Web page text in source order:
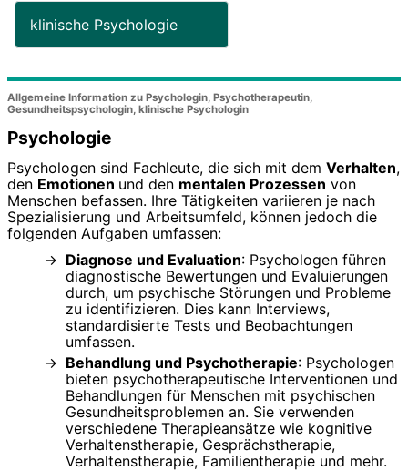
klinische Psychologie
Allgemeine Information zu Psychologin, Psychotherapeutin,
Gesundheitspsychologin, klinische Psychologin
Psychologie
Psychologen sind Fachleute, die sich mit dem Verhalten,
den Emotionen und den mentalen Prozessen von
Menschen befassen. Ihre Tätigkeiten variieren je nach
Spezialisierung und Arbeitsumfeld, können jedoch die
folgenden Aufgaben umfassen:
Diagnose und Evaluation: Psychologen führen
diagnostische Bewertungen und Evaluierungen
durch, um psychische Störungen und Probleme
zu identifizieren. Dies kann Interviews,
standardisierte Tests und Beobachtungen
umfassen.
Behandlung und Psychotherapie: Psychologen
bieten psychotherapeutische Interventionen und
Behandlungen für Menschen mit psychischen
Gesundheitsproblemen an. Sie verwenden
verschiedene Therapieansätze wie kognitive
Verhaltenstherapie, Gesprächstherapie,
Verhaltenstherapie, Familientherapie und mehr.